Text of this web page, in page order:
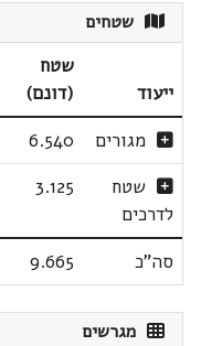
שטחים
ייעוד
שטח
(דונם)
מגורים
6.540
שטח
לדרכים
3.125
סה"כ 9.665
מגרשים